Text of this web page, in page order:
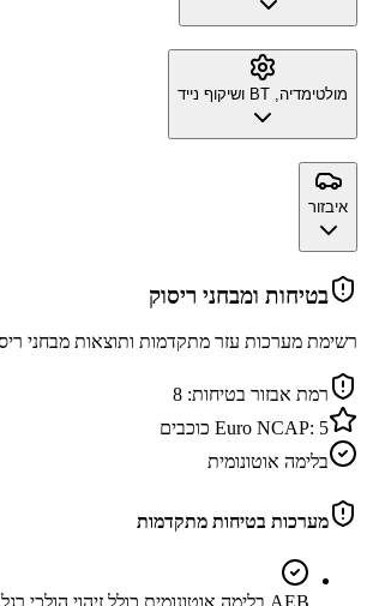
מולטימדיה, BT ושיקוף נייד
איבזור
בטיחות ומבחני ריסוק
רשימת מערכות עזר מתקדמות ותוצאות מבחני
רמת אבזור בטיחות: 8
Euro NCAP: 5
כוכבים
בלימה אוטונומית
מערכות בטיחות מתקדמות
AEB בלימה אוטונומית כולל זיהוי הולכי רגל ואופניים